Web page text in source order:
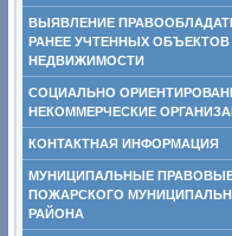
ВЫЯВЛЕНИЕ
РАНЕЕ УЧТЕННЫХ ОБЪЕКТОВ
НЕДВИЖИМОСТИ
СОЦИАЛЬНО
НЕКОММЕРЧЕСКИЕ
КОНТАКТНАЯ ИНФОРМАЦИЯ
МУНИЦИПАЛЬНЫЕ
ПОЖАРСКОГО
РАЙОНА